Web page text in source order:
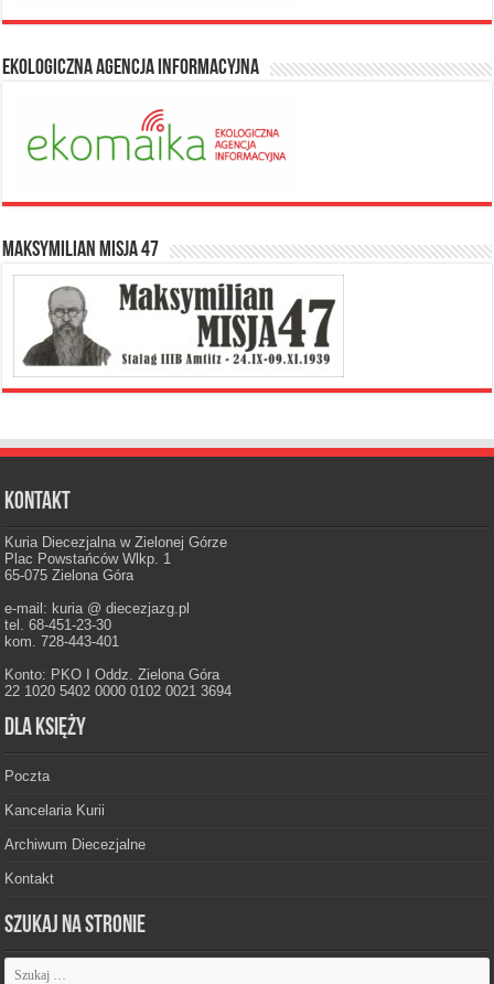
Ekologiczna Agencja Informacyjna
Maksymilian Misja 47
Kontakt
Kuria Diecezjalna w Zielonej Górze
Plac Powstańców Wlkp. 1
65-075 Zielona Góra
e-mail: kuria @ diecezjazg.pl
tel. 68-451-23-30
kom. 728-443-401
Konto: PKO I Oddz. Zielona Góra
22 1020 5402 0000 0102 0021 3694
Dla księży
Poczta
Kancelaria Kurii
Archiwum Diecezjalne
Kontakt
Szukaj na stronie